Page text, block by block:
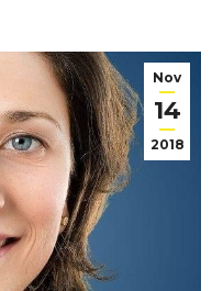
Nov
14
2018